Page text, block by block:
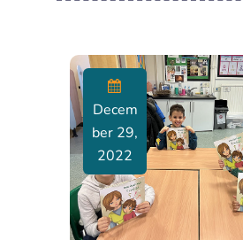
Decem
Ber 29,
2022